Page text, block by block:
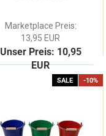
Marketplace Preis:
13,95 EUR
Unser Preis: 10,95
EUR
SALE -10%